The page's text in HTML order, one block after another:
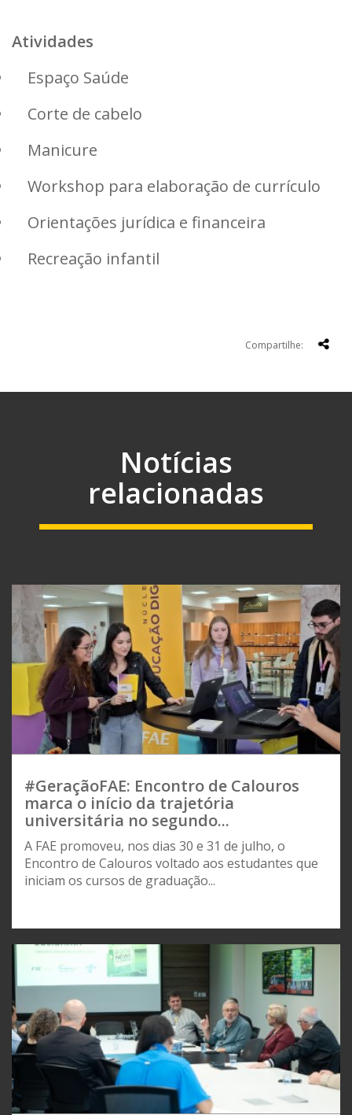
Atividades
Espaço Saúde
Corte de cabelo
Manicure
Workshop para elaboração de currículo
Orientações jurídica e financeira
Recreação infantil
Compartilhe:
Notícias
relacionadas
#GeraçãoFAE: Encontro de Calouros
marca o início da trajetória
universitária no segundo...
A FAE promoveu, nos dias 30 e 31 de julho, o
Encontro de Calouros voltado aos estudantes que
iniciam os cursos de graduação...